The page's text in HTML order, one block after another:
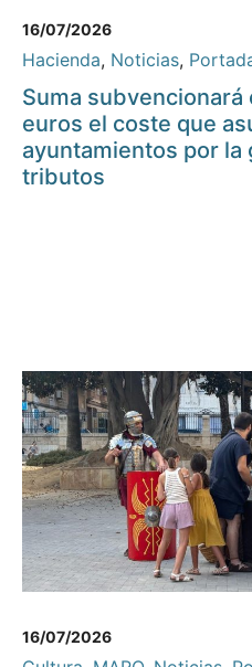
16/07/2026
Hacienda, Noticias,
Suma
euros el coste que
ayuntamientos por la
tributos
16/07/2026